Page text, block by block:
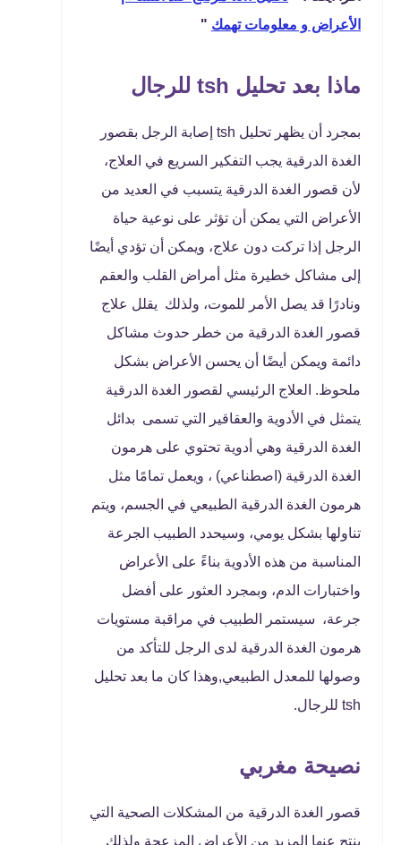
الأعراض و معلومات تهمك "
ماذا بعد تحليل tsh للرجال
بمجرد أن يظهر تحليل tsh إصابة الرجل بقصور
الغدة الدرقية يجب التفكير السريع في العلاج،
لأن قصور الغدة الدرقية يتسبب في العديد من
الأعراض التي يمكن أن تؤثر على نوعية حياة
الرجل إذا تركت دون علاج، ويمكن أن تؤدي أيضًا
إلى مشاكل خطيرة مثل أمراض القلب والعقم
ونادرًا قد يصل الأمر للموت، ولذلك يقلل علاج
قصور الغدة الدرقية من خطر حدوث مشاكل
دائمة ويمكن أيضًا أن يحسن الأعراض بشكل
ملحوظ. العلاج الرئيسي لقصور الغدة الدرقية
يتمثل في الأدوية والعقاقير التي تسمى بدائل
الغدة الدرقية وهي أدوية تحتوي على هرمون
الغدة الدرقية (اصطناعي) ، ويعمل تمامًا مثل
هرمون الغدة الدرقية الطبيعي في الجسم، ويتم
تناولها بشكل يومي، وسيحدد الطبيب الجرعة
المناسبة من هذه الأدوية بناءً على الأعراض
واختبارات الدم، وبمجرد العثور على أفضل
جرعة، سيستمر الطبيب في مراقبة مستويات
هرمون الغدة الدرقية لدى الرجل للتأكد من
وصولها للمعدل الطبيعي,وهذا كان ما بعد تحليل
tsh للرجال.
نصيحة مغربي
قصور الغدة الدرقية من المشكلات الصحية التي
ينتج عنها المزيد من الأعراض المزعجة ولذلك